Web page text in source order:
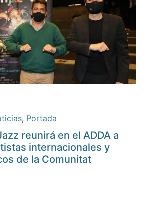
, Portada
reunirá en el ADDA a
internacionales y
de la Comunitat